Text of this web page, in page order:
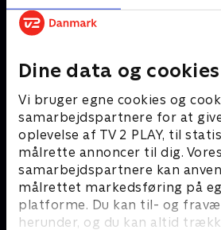
Dine data og cookies
Vi bruger egne cookies og
samarbejdspartnere for at
oplevelse af TV 2 PLAY, til
målrette annoncer til dig. Vores
samarbejdspartnere kan
målrettet markedsføring på
platforme. Du kan til- og
herunder, og du kan altid
Andre så også
Modig og havfruen
Børneserier • 1 sæsoner